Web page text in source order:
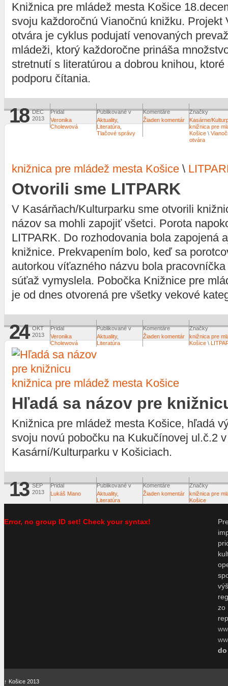
Knižnica pre mládež mesta Košice
svoju každoročnú Vianočnú knižku. Projekt
otvára je cyklus podujatí venovaných
mládeži, ktorý každoročne prináša
stretnutí s literatúrou a dobrou knihou,
podporu čítania.
18 DEC
2013
Pridal
Veronika
Cholewová
Publikované v
Aktuality,
Literatúra
Tlačové správy
Komentáre
Žiaden komentár
Značky
Kasárne/
knižnica pre
Košice \
otvára
knižnica pre mládež mesta Košice \
Otvorili sme LITPARK
V Kasárňach/Kulturparku sme otvorili
názov sa mohli zapojiť všetci. Porota
LITPARK. Do rozhodovania bola zapojená
knižnice. Prekvapením bolo, keď sa
autorkou víťazného názvu bola
súťaž vymyslela. Pobočka Knižnice pre
je od dnes otvorená pre všetky vekové
24 OKT
2013
Pridal
Veronika
Cholewová
Publikované v
Aktuality,
Literatúra
Komentáre
Žiaden komentár
Značky
knižnica pre
Košice \
knižnica pre mládež mesta Košice
Hľadá sa názov pre
Knižnica pre mládež mesta Košice, hľadá
svoju novú pobočku na Kukučínovej ul.č.2
Kasární/Kulturparku v Košiciach.
13 SEP
2013
Pridal
Lukáš Mano
Publikované v
Aktuality,
Literatúra
Komentáre
Žiaden komentár
Značky
knižnica pre
Košice
Error, no group ID set! Check your syntax!
↑ Košice 2013